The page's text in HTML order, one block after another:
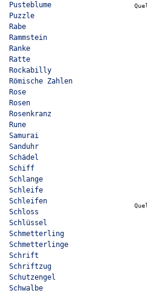
Pusteblume
Puzzle
Rabe
Rammstein
Ranke
Ratte
Rockabilly
Römische Zahlen
Rose
Rosen
Rosenkranz
Rune
Samurai
Sanduhr
Schädel
Schiff
Schlange
Schleife
Schleifen
Schloss
Schlüssel
Schmetterling
Schmetterlinge
Schrift
Schriftzug
Schutzengel
Schwalbe